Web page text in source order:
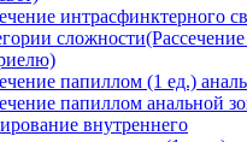
интрасфинктерного
папиллом (1 ед.)
папиллом анальной
внутреннего